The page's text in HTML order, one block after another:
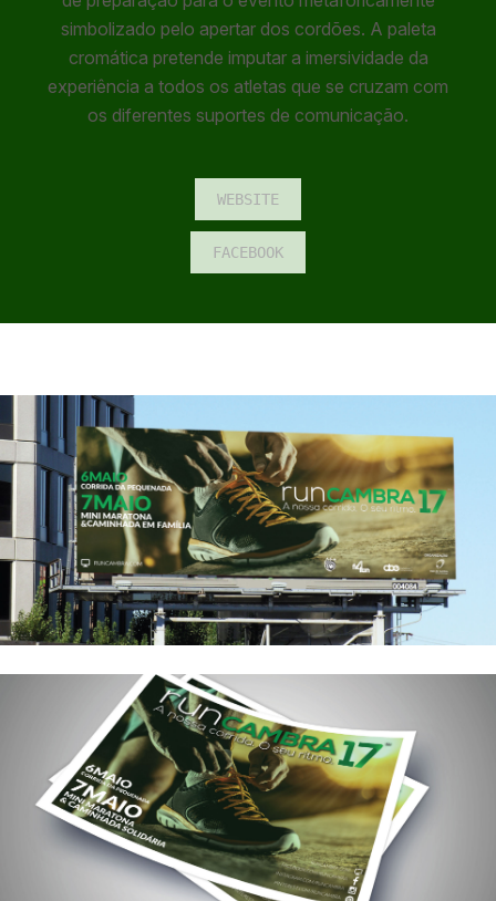
simbolizado pelo apertar dos cordões. A paleta
cromática pretende imputar a imersividade da
experiência a todos os atletas que se cruzam com
os diferentes suportes de comunicação.
WEBSITE
FACEBOOK